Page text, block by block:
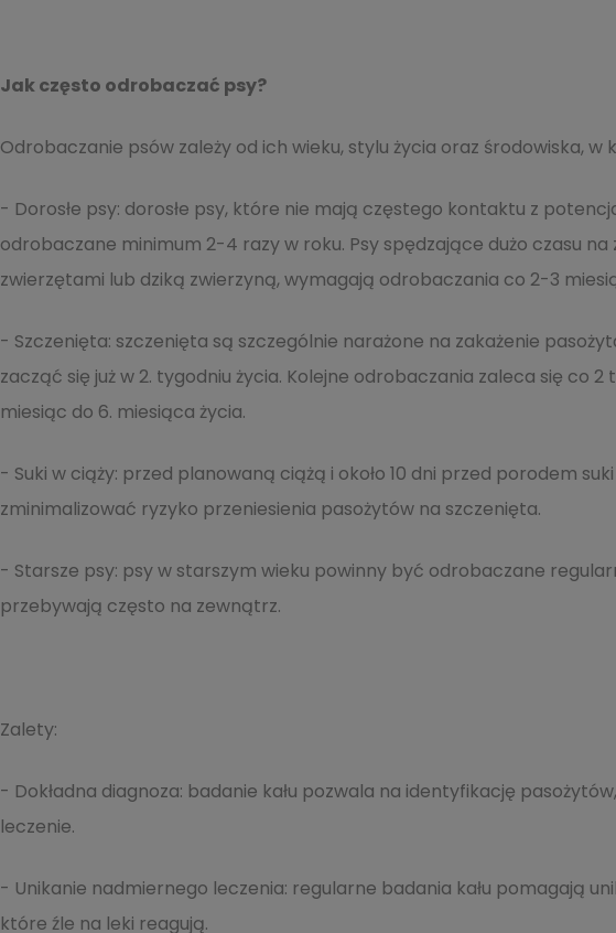
Jak często odrobaczać psy?
Odrobaczanie psów zależy od ich wieku, stylu życia oraz środowiska,
- Dorosłe psy: dorosłe psy, które nie mają częstego kontaktu z
odrobaczane minimum 2-4 razy w roku. Psy spędzające dużo czasu
zwierzętami lub dziką zwierzyną, wymagają odrobaczania co 2-3
- Szczenięta: szczenięta są szczególnie narażone na zakażenie
zacząć się już w 2. tygodniu życia. Kolejne odrobaczania zaleca się co
miesiąc do 6. miesiąca życia.
- Suki w ciąży: przed planowaną ciążą i około 10 dni przed porodem
zminimalizować ryzyko przeniesienia pasożytów na szczenięta.
- Starsze psy: psy w starszym wieku powinny być odrobaczane
przebywają często na zewnątrz.
Zalety:
- Dokładna diagnoza: badanie kału pozwala na identyfikację
leczenie.
- Unikanie nadmiernego leczenia: regularne badania kału pomagają
które źle na leki reagują.